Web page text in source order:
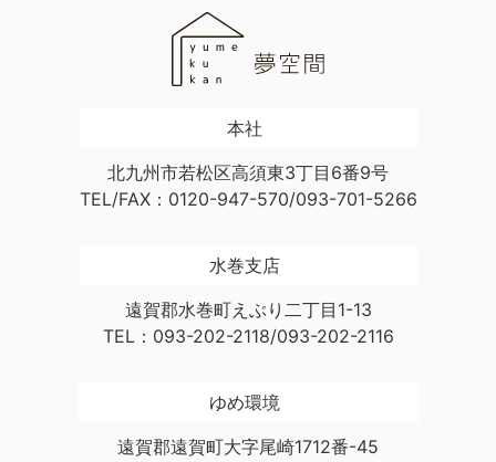
本社
北九州市若松区高須東3丁目6番9号
TEL/FAX：0120-947-570/093-701-5266
水巻支店
遠賀郡水巻町えぶり二丁目1-13
TEL：093-202-2118/093-202-2116
ゆめ環境
遠賀郡遠賀町大字尾崎1712番-45